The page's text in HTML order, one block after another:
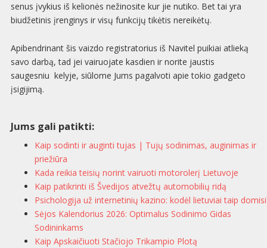
senus įvykius iš kelionės nežinosite kur jie nutiko. Bet tai yra
biudžetinis įrenginys ir visų funkcijų tikėtis nereikėtų.
Apibendrinant šis vaizdo registratorius iš Navitel puikiai atlieką
savo darbą, tad jei vairuojate kasdien ir norite jaustis
saugesniu kelyje, siūlome Jums pagalvoti apie tokio gadgeto
įsigijimą.
Jums gali patikti:
Kaip sodinti ir auginti tujas | Tujų sodinimas, auginimas ir
priežiūra
Kada reikia teisių norint vairuoti motorolerį Lietuvoje
Kaip patikrinti iš Švedijos atvežtų automobilių ridą
Psichologija už internetinių kazino: kodėl lietuviai taip
Sėjos Kalendorius 2026: Optimalus Sodinimo Gidas
Sodininkams
Kaip Apskaičiuoti Stačiojo Trikampio Plotą